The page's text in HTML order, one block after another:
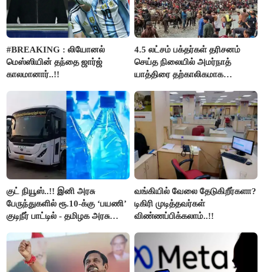
#BREAKING : லியோனல்
மெஸ்ஸியின் தந்தை ஜார்ஜ்
காலமானார்..!!
4.5 லட்சம் பக்தர்கள் தரிசனம்
செய்த நிலையில் அமர்நாத்
யாத்திரை தற்காலிகமாக
குட் நியூஸ்..!! இனி அரசு
பேருந்துகளில் ரூ.10-க்கு ‘பயணி’
குடிநீர் பாட்டில் - தமிழக அரசு
வங்கியில் வேலை தேடுகிறீர்களா?
டிகிரி முடித்தவர்கள்
விண்ணப்பிக்கலாம்..!!